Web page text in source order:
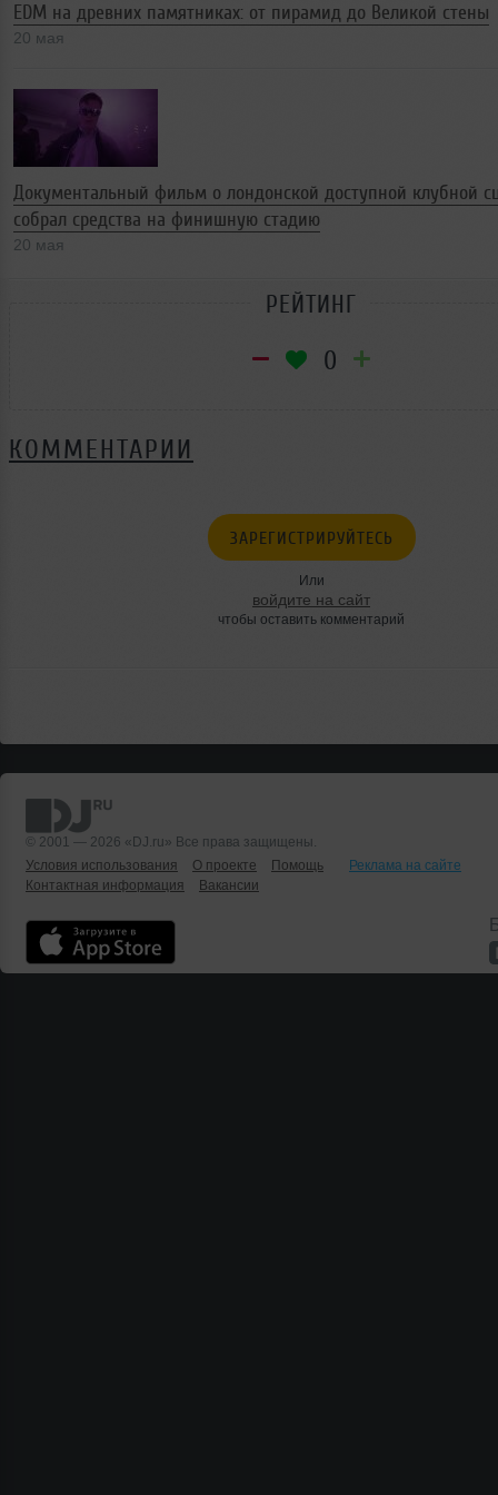
EDM на древних памятниках: от пирамид до Великой стены
20 мая
Документальный фильм о лондонской доступной клубной
собрал средства на финишную стадию
20 мая
РЕЙТИНГ
0
КОММЕНТАРИИ
ЗАРЕГИСТРИРУЙТЕСЬ
Или
войдите на сайт
чтобы оставить комментарий
© 2001 — 2026 «DJ.ru» Все права защищены.
Условия использования
О проекте Помощь
Реклама на сайте
Контактная информация
Вакансии